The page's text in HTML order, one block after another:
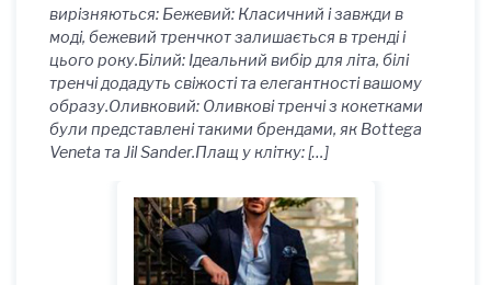
вирізняються: Бежевий: Класичний і завжди в
моді, бежевий тренчкот залишається в тренді і
цього року.Білий: Ідеальний вибір для літа, білі
тренчі додадуть свіжості та елегантності вашому
образу.Оливковий: Оливкові тренчі з кокетками
були представлені такими брендами, як Bottega
Veneta та Jil Sander.Плащ у клітку: […]